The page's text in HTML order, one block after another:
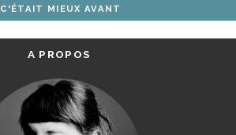
C'ÉTAIT MIEUX AVANT
A PROPOS